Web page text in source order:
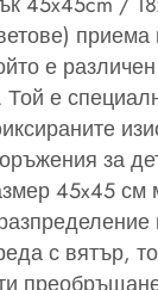
приема
е
Той е
за
45x45 см
с вятър,